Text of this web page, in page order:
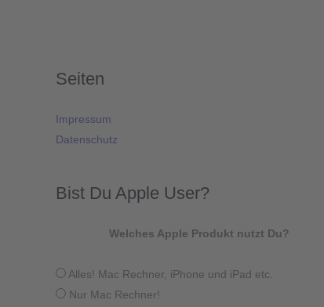
Seiten
Impressum
Datenschutz
Bist Du Apple User?
Welches Apple Produkt nutzt Du?
Alles! Mac Rechner, iPhone und iPad etc.
Nur Mac Rechner!